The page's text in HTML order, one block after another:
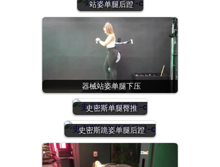
站姿单腿后蹬
器械站姿单腿下压
史密斯单腿臀推
史密斯跪姿单腿后蹬